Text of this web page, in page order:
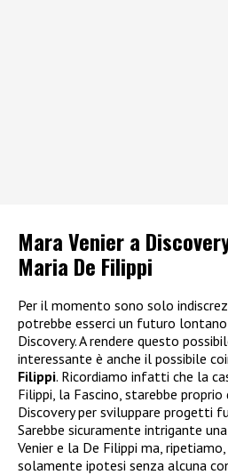
Mara Venier a
Maria De Filippi
Per il momento sono solo
potrebbe esserci un futuro
Discovery. A rendere questo
interessante è anche il possibile
Filippi. Ricordiamo infatti che la
Filippi, la Fascino, starebbe
Discovery per sviluppare progetti
Sarebbe sicuramente intrigante
Venier e la De Filippi ma,
solamente ipotesi senza alcuna